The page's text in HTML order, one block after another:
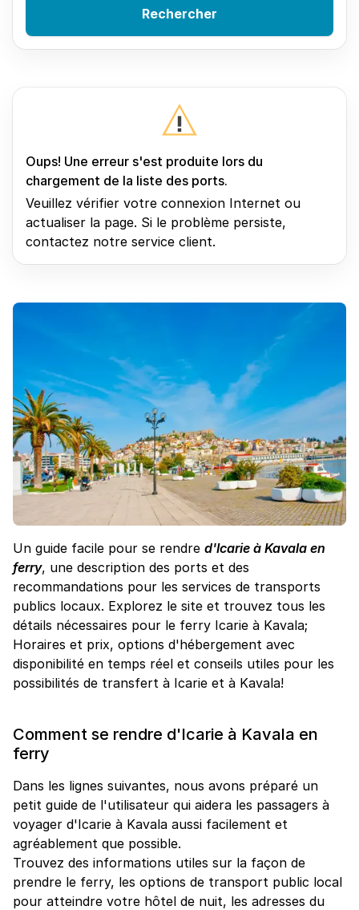
Un guide facile pour se rendre d'Icarie à Kavala en
ferry, une description des ports et des
recommandations pour les services de transports
publics locaux. Explorez le site et trouvez tous les
détails nécessaires pour le ferry Icarie à Kavala;
Horaires et prix, options d'hébergement avec
disponibilité en temps réel et conseils utiles pour les
possibilités de transfert à Icarie et à Kavala!
Comment se rendre d'Icarie à Kavala en
ferry
Dans les lignes suivantes, nous avons préparé un
petit guide de l'utilisateur qui aidera les passagers à
voyager d'Icarie à Kavala aussi facilement et
agréablement que possible.
Trouvez des informations utiles sur la façon de
prendre le ferry, les options de transport public local
pour atteindre votre hôtel de nuit, les adresses du
Rechercher
Oups! Une erreur s'est produite lors du
chargement de la liste des ports.
Veuillez vérifier votre connexion Internet ou
actualiser la page. Si le problème persiste,
contactez notre service client.